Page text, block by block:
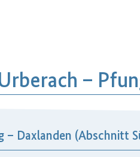
–
– Daxlanden (Abschnitt